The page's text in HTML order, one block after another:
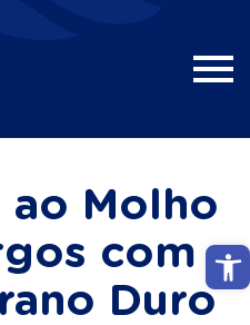
Molho
com
Duro